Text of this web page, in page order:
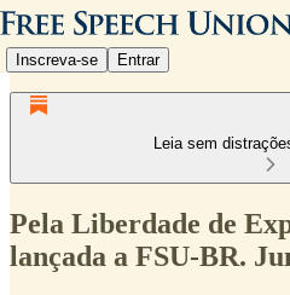
Inscreva-se Entrar
Leia sem
Pela Liberdade de
lançada a FSU-BR.